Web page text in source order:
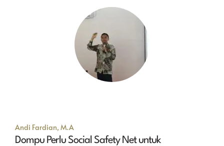
Andi Fardian, M.A
Dompu Perlu Social Safety Net untuk